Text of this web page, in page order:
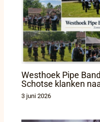
Westhoek Pipe
Schotse klanken
3 juni 2026